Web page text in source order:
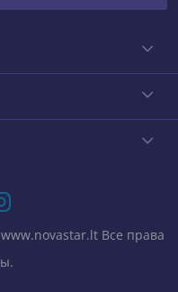
Все права